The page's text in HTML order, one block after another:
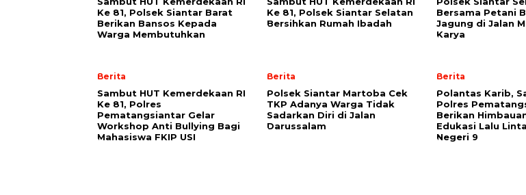
Ke 81, Polsek Siantar Barat
Berikan Bansos Kepada
Warga Membutuhkan
Ke 81, Polsek Siantar Selatan
Bersihkan Rumah Ibadah
Bersama Petani
Jagung di Jalan
Karya
Berita
Sambut HUT Kemerdekaan RI
Ke 81, Polres
Pematangsiantar Gelar
Workshop Anti Bullying Bagi
Mahasiswa FKIP USI
Berita
Polsek Siantar Martoba Cek
TKP Adanya Warga Tidak
Sadarkan Diri di Jalan
Darussalam
Berita
Polantas Karib,
Polres
Berikan
Edukasi Lalu
Negeri 9